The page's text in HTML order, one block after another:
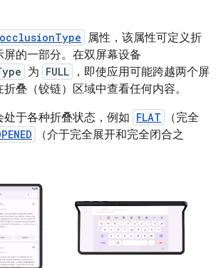
occlusionType
属性，该属性可定义折
的一部分。在双屏幕设备
为 FULL
，即使应用可能跨越两个屏
叠（铰链）区域中查看任何内容。
于各种折叠状态，例如 FLAT
（完全
（介于完全展开和完全闭合之